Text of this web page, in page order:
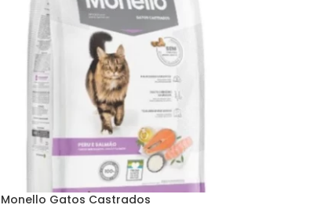
Monello Gatos Castrados